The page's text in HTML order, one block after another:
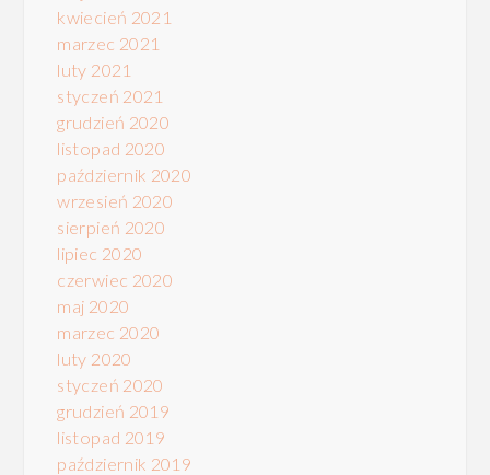
kwiecień 2021
marzec 2021
luty 2021
styczeń 2021
grudzień 2020
listopad 2020
październik 2020
wrzesień 2020
sierpień 2020
lipiec 2020
czerwiec 2020
maj 2020
marzec 2020
luty 2020
styczeń 2020
grudzień 2019
listopad 2019
październik 2019